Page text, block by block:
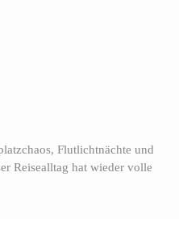
Flutlichtnächte und
Reisealltag hat wieder volle